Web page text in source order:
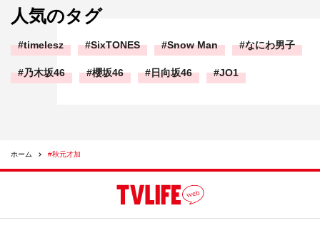
人気のタグ
timelesz SixTONES Snow Man なにわ男子
乃木坂46 櫻坂46 日向坂46 JO1
ホーム #秋元才加